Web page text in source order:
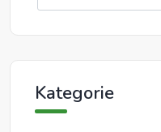
Kategorie